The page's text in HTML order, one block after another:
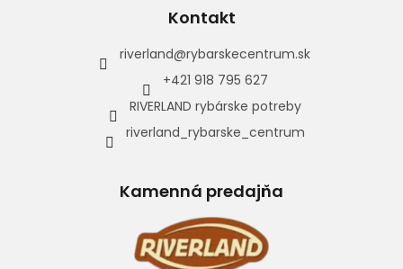
Kontakt
riverland@rybarskecentrum.sk
+421 918 795 627
RIVERLAND rybárske potreby
riverland_rybarske_centrum
Kamenná predajňa